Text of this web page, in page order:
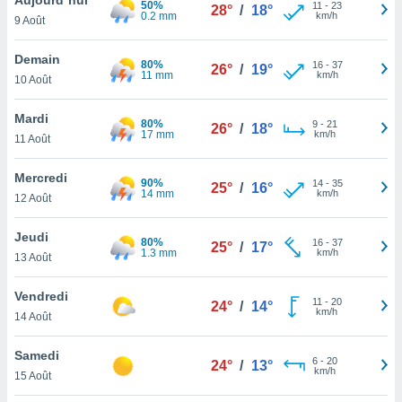
et
»,
au
vous
qu'ils
ou
le
ainsi
un
la
du
9 Août
50%
0.2 mm
28° / 18° 11 - 23
km/h
Demain
10 Août
80%
11 mm
26° / 19° 16- 37
km/h
Mardi
11 Août
80%
17 mm
26° / 18° 9- 21
km/h
Mercredi
12 Août
90%
14 mm
25° / 16° 14- 35
km/h
Jeudi
13 Août
80%
1.3 mm
25° / 17° 16- 37
km/h
Vendredi
14 Août
24° / 14° 11 - 20
km/h
Samedi
15 Août
24° / 13° 6- 20
km/h